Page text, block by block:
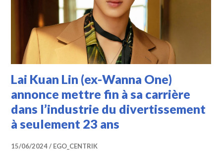
Lai Kuan Lin (ex-Wanna One)
annonce mettre fin à sa carrière
dans l’industrie du divertissement
à seulement 23 ans
15/06/2024 EGO_CENTRIK